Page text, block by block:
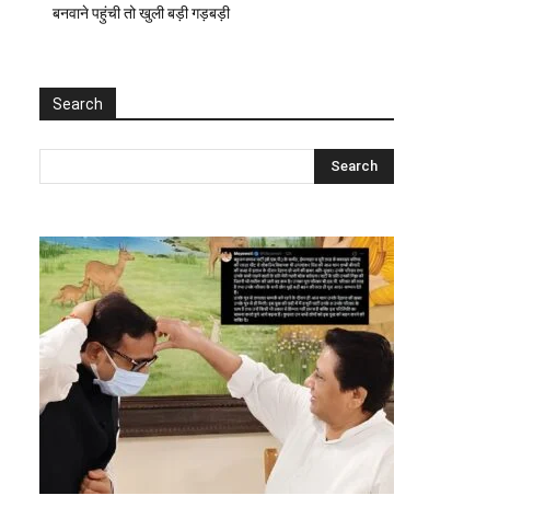
बनवाने पहुंची तो खुली बड़ी गड़बड़ी
Search